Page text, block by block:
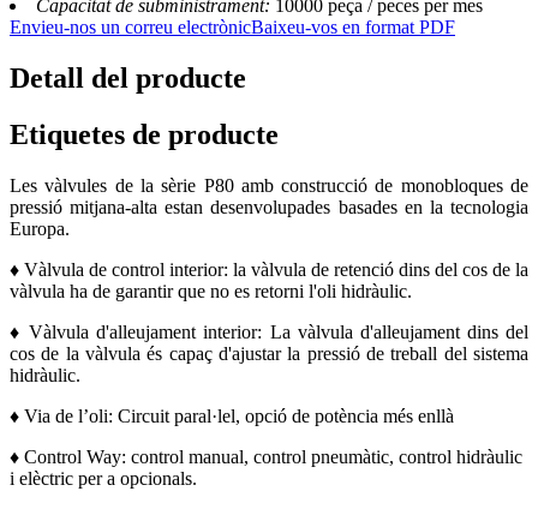
Capacitat de subministrament: 10000 peça / peces per mes
Envieu-nos un correu electrònicBaixeu-vos en format PDF
Detall del producte
Etiquetes de producte
Les vàlvules de la sèrie P80 amb construcció de monobloques de
pressió mitjana-alta estan desenvolupades basades en la tecnologia
Europa.
♦ Vàlvula de control interior: la vàlvula de retenció dins del cos de la
vàlvula ha de garantir que no es retorni l'oli hidràulic.
♦ Vàlvula d'alleujament interior: La vàlvula d'alleujament dins del
cos de la vàlvula és capaç d'ajustar la pressió de treball del sistema
hidràulic.
♦ Via de l’oli: Circuit paral·lel, opció de potència més enllà
♦ Control Way: control manual, control pneumàtic, control hidràulic
i elèctric per a opcionals.